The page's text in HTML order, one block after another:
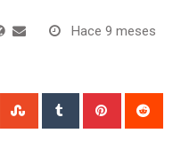
Hace 9 meses
WhatsappStumbleUpon
Tumblr Pinterest